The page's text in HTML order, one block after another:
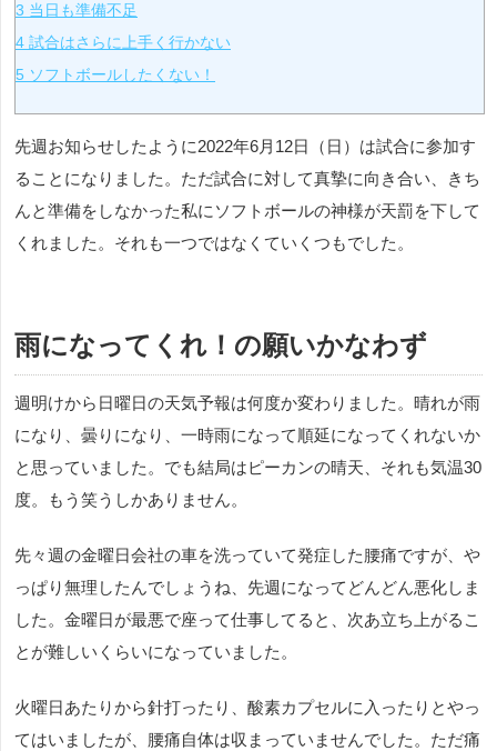
3 当日も準備不足
4 試合はさらに上手く行かない
5 ソフトボールしたくない！
先週お知らせしたように2022年6月12日（日）は試合に参加す
ることになりました。ただ試合に対して真摯に向き合い、きち
んと準備をしなかった私にソフトボールの神様が天罰を下して
くれました。それも一つではなくていくつもでした。
雨になってくれ！の願いかなわず
週明けから日曜日の天気予報は何度か変わりました。晴れが雨
になり、曇りになり、一時雨になって順延になってくれないか
と思っていました。でも結局はピーカンの晴天、それも気温30
度。もう笑うしかありません。
先々週の金曜日会社の車を洗っていて発症した腰痛ですが、や
っぱり無理したんでしょうね、先週になってどんどん悪化しま
した。金曜日が最悪で座って仕事してると、次あ立ち上がるこ
とが難しいくらいになっていました。
火曜日あたりから針打ったり、酸素カプセルに入ったりとやっ
てはいましたが、腰痛自体は収まっていませんでした。ただ痛